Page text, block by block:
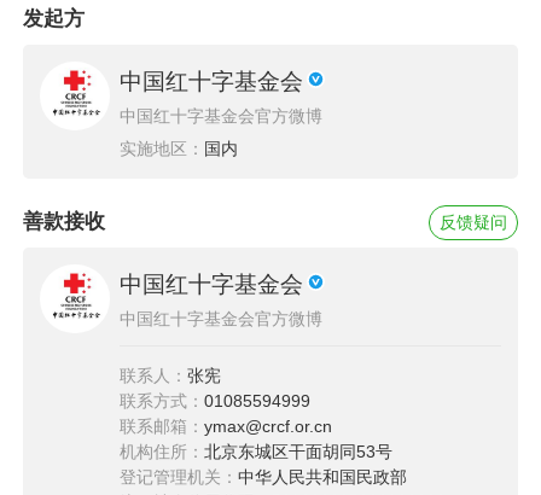
蒙项目主题课在湖南阳朝小学开展，玉米爱心基
金邀请到来自北京的专业老师，带领三、四年级
的小同学们在宽敞明亮的“黄房子”里感知艺术的
力量。但就在一年前，这里的美术课完全不同！
发起方
中国红十字基金会
中国红十字基金会官方微博
实施地区： 国内
善款接收
中国红十字基金会
中国红十字基金会官方微博
联系人：张宪
联系方式：01085594999
联系邮箱：ymax@crcf.or.cn
机构住所：北京东城区干面胡同53号
登记管理机关：中华人民共和国民政部
反馈疑问